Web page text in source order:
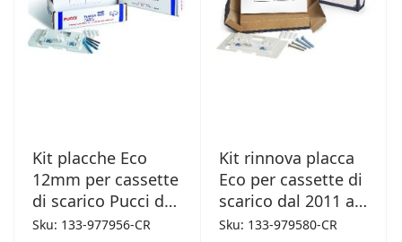
Kit placche Eco
12mm per cassette
di scarico Pucci dal
1992 al 2010 cromo
Sku: 133-977956-CR
Kit rinnova placca
Eco per cassette di
scarico dal 2011 al
2013 cromo
Sku: 133-979580-CR